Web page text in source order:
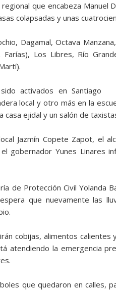
que encabeza Manuel
colapsadas y unas
Dagamal, Octava
Los Libres, Río
activados en Santiago
local y otro más en la
ejidal y un salón de
Jazmín Copete Zapot, el
el gobernador Yunes Linares
de Protección Civil Yolanda
que nuevamente las
cobijas, alimentos calientes
atendiendo la emergencia
que quedaron en calles,